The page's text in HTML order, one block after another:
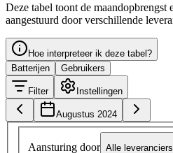
Deze tabel toont de maandopbrengst
aangestuurd door verschillende
Hoe interpreteer ik deze tabel?
Batterijen
Gebruikers
Filter Instellingen
Augustus 2024
Aansturing door Alle leveranciers